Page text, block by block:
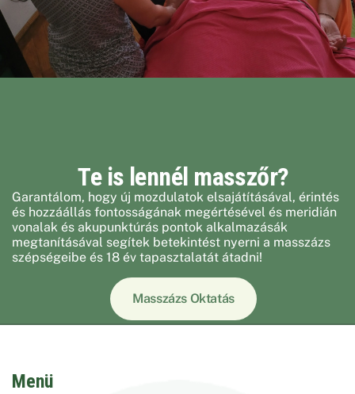
Te is lennél masszőr?
Garantálom, hogy új mozdulatok elsajátításával, érintés
és hozzáállás fontosságának megértésével és meridián
vonalak és akupunktúrás pontok alkalmazásák
megtanításával segítek betekintést nyerni a masszázs
szépségeibe és 18 év tapasztalatát átadni!
Masszázs Oktatás
Menü